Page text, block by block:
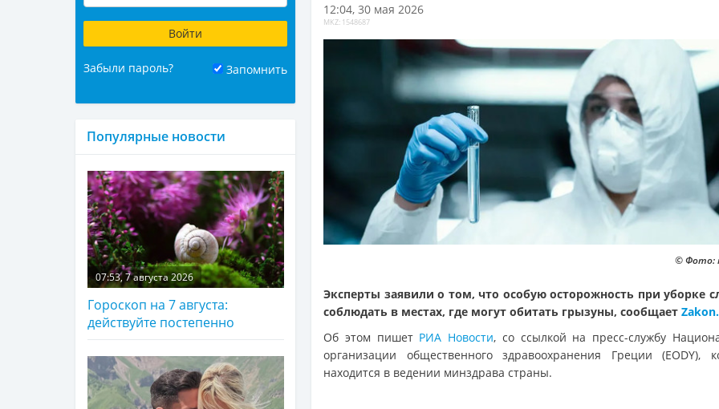
12:04, 30 мая 2026
MKZ: 1548687
© Фото:
Эксперты заявили о том, что особую осторожность при уборке
соблюдать в местах, где могут обитать грызуны, сообщает
Об этом пишет РИА Новости, со ссылкой на пресс-службу
организации общественного здравоохранения Греции (EODY),
находится в ведении минздрава страны.
Забыли пароль? Запомнить
Популярные новости
07:53, 7 августа 2026
Гороскоп на 7 августа:
действуйте постепенно